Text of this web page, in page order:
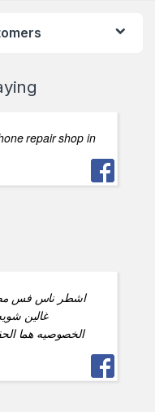
repair shop in
اشطر ناس فس
غالين
الخصوصيه هما